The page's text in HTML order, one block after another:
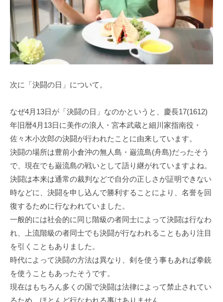
次に「決闘の日」について。
なぜ4月13日が「決闘の日」なのかというと、慶長17(1612)
年旧暦4月13日に美作の浪人・宮本武蔵と細川家指南役・
佐々木小次郎の決闘が行われたことに由来しています。
決闘の場所は豊前小倉沖の無人島・巌流島(舟島)だったそう
で、現在でも巌流島の戦いとして語り継がれていますよね。
決闘は本来は通常の裁判などで自分の正しさが証明できない
時などに、決闘を申し込んで勝利することにより、名誉を回
復するために行なわれていました。
一般的には社会的に同じ階級の者同士によって決闘は行なわ
れ、上流階級の者同士でも決闘が行なわれることもあり注目
を引くこともありました。
時代によって決闘の方法は異なり、剣を使う事もあれば拳銃
を使うこともあったそうです。
現在はもちろん多くの国で決闘は法律によって禁止されてい
るため、ほとんど行なわれる事はありません。